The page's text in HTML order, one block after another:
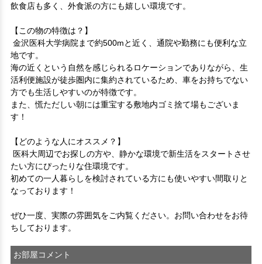
飲食店も多く、外食派の方にも嬉しい環境です。
【この物の特徴は？】
地です。
海の近くという自然を感じられるロケーションでありながら、生
活利便施設が徒歩圏内に集約されているため、車をお持ちでない
方でも生活しやすいのが特徴です。
また、慌ただしい朝には重宝する敷地内ゴミ捨て場もございま
す！
【どのような人にオススメ？】
たい方にぴったりな住環境です。
初めての一人暮らしを検討されている方にも使いやすい間取りと
なっております！
ぜひ一度、実際の雰囲気をご内覧ください。お問い合わせをお待
ちしております。
お部屋コメント